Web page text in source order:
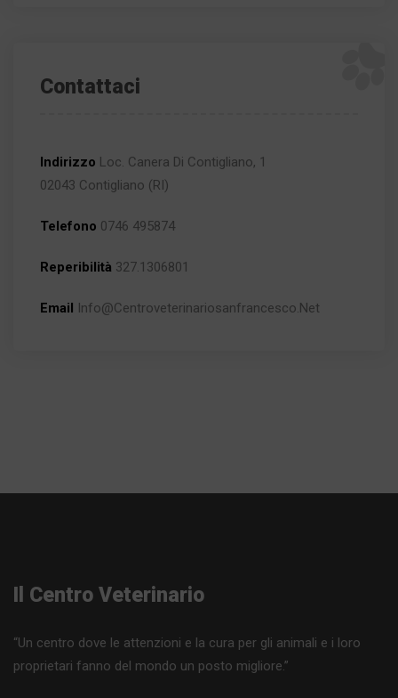
Contattaci
Indirizzo Loc. Canera Di Contigliano, 1
02043 Contigliano (RI)
Telefono 0746 495874
Reperibilità 327.1306801
Email Info@centroveterinariosanfrancesco.net
Il Centro Veterinario
“Un centro dove le attenzioni e la cura per gli animali e i loro
proprietari fanno del mondo un posto migliore.”